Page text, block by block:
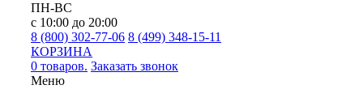
ПН-ВС
с 10:00 до 20:00
8 (800) 302-77-06 8 (499) 348-15-11
КОРЗИНА
0 товаров. Заказать звонок
Меню